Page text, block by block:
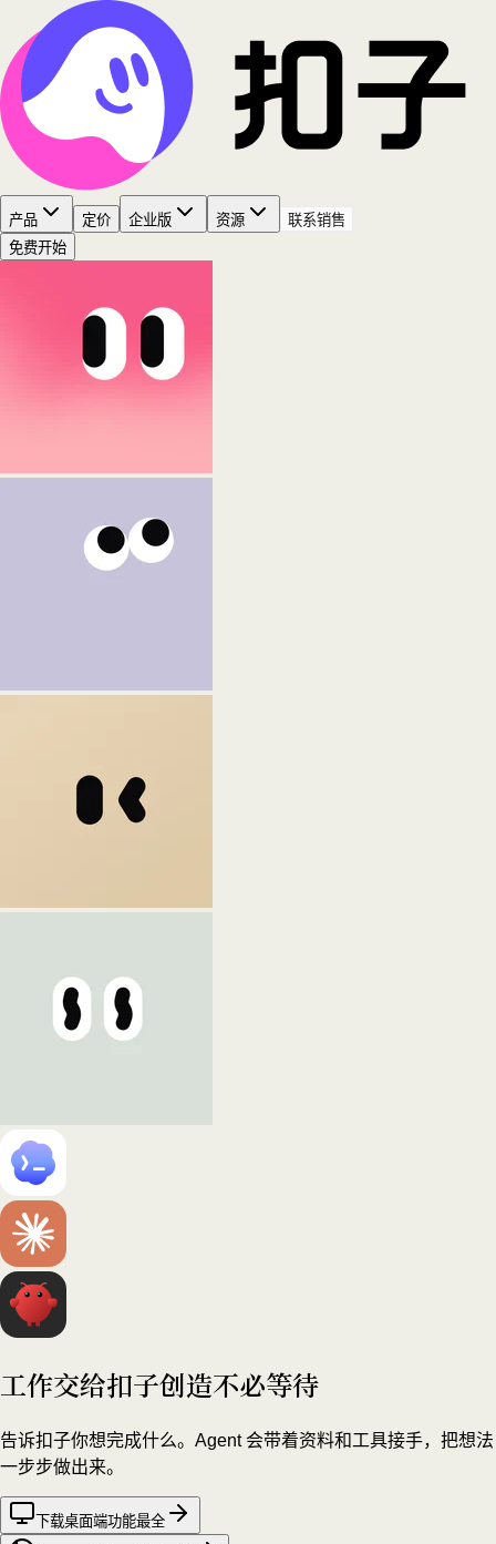
产品 定价 企业版 资源
联系销售
免费开始
工作交给扣子创造不必等待
告诉扣子你想完成什么。Agent 会带着资料和工具接手，把想法
一步步做出来。
下载桌面端功能最全